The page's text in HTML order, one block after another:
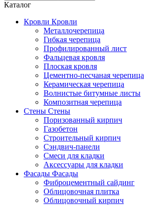
Каталог
Кровли Кровли
Металлочерепица
Гибкая черепица
Профилированный лист
Фальцевая кровля
Плоская кровля
Цементно-песчаная черепица
Керамическая черепица
Волнистые битумные листы
Композитная черепица
Стены Стены
Поризованный кирпич
Газобетон
Строительный кирпич
Сэндвич-панели
Смеси для кладки
Аксессуары для кладки
Фасады Фасады
Фиброцементный сайдинг
Облицовочная плитка
Облицовочный кирпич